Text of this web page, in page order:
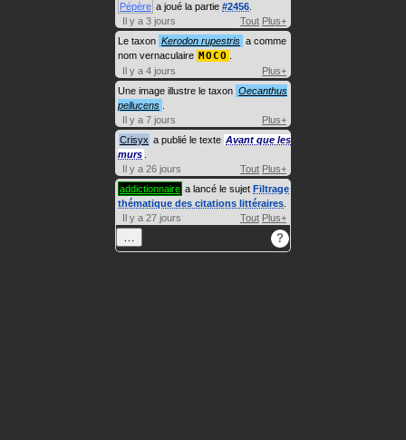
Pépère a joué la partie #2456
Il y a 3 jours
Tout Plus+
Le taxon Kerodon rupestris a comme
nom vernaculaire MOCO
Il y a 4 jours
Plus+
Une image illustre le taxon Oecanthus
pellucens
Il y a 7 jours
Plus+
Crisyx a publié le texte Avant que les
murs
Il y a 26 jours
Tout Plus+
addictionnaire a lancé le sujet Filtrage
thématique des citations littéraires
Il y a 27 jours
Tout Plus+
… ?